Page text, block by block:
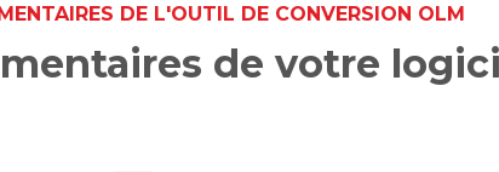
DE L'OUTIL DE CONVERSION OLM
de votre